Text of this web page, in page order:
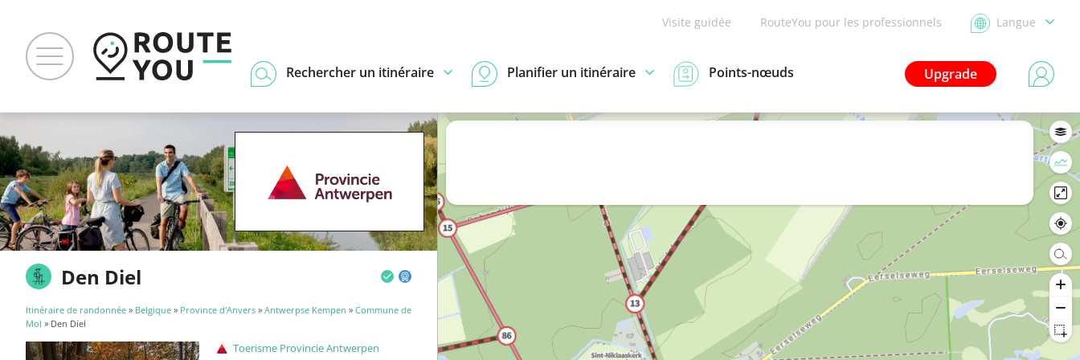
Visite guidée RouteYou pour les professionnels Langue
Upgrade
Rechercher un itinéraire Planifier un itinéraire Points-nœuds
Den Diel
Itinéraire de randonnée » Belgique » Province d'Anvers » Antwerpse Kempen » Commune de
Mol » Den Diel
Toerisme Provincie Antwerpen